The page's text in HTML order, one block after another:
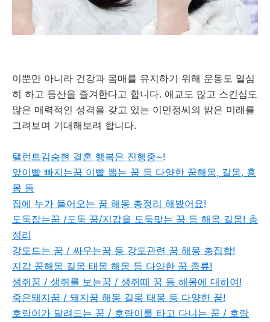
이뿐만 아니라 건강과 몸매를 유지하기 위해 운동도 열심
히 하고 등산을 즐겨한다고 합니다. 애교도 많고 스킨십도
많은 매력적인 성격을 갖고 있는 이민정씨의 밝은 미래를
그려보며 기대해보려 합니다.
탤런트김승현 결혼 행복은 진행중~!
앞이빨 빠지는꿈 이빨 뽑는 꿈 등 다양한 꿈해몽, 길몽, 흉
몽 등
집에 누가 들어오는 꿈 해몽 총정리 해봤어요!
도둑잡는꿈 /도둑 꿈/지갑을 도둑맞는 꿈 등 해몽 길몽! 총
정리
강도드는 꿈 / 싸우는꿈 등 강도관련 꿈 해몽 총집합!
지갑 꿈해몽 길몽 태몽 해몽 등 다양한 꿈 종류!
생쥐꿈 / 생쥐를 보는꿈 / 생쥐떼 꿈 등 해몽에 대하여!
죽은돼지꿈 / 돼지꿈 해몽 길몽 태몽 등 다양한 꿈!
호랑이가 달려드는 꿈 / 호랑이를 타고 다니는 꿈 / 호랑